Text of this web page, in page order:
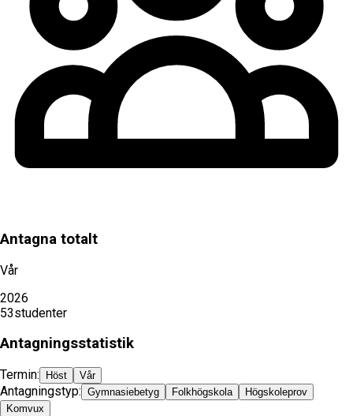
Antagna totalt
Vår
2026
53studenter
Antagningsstatistik
Termin: Höst Vår
Antagningstyp: Gymnasiebetyg Folkhögskola
Högskoleprov
Komvux